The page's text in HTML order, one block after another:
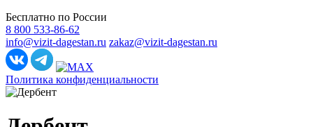
Бесплатно по России
8 800 533-86-62
info@vizit-dagestan.ru zakaz@vizit-dagestan.ru
Политика конфиденциальности